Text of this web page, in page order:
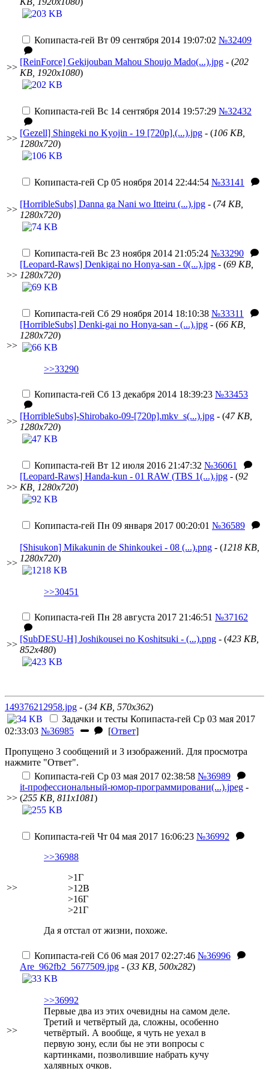
>>
Копипаста-гей Вт 09 сентября 2014 19:07:02 №32409
[ReinForce] Gekijouban Mahou Shoujo Mado(...).jpg - (202
KB, 1920x1080)
>>
Копипаста-гей Вс 14 сентября 2014 19:57:29 №32432
[Gezell] Shingeki no Kyojin - 19 [720p].(...).jpg - (106 KB,
1280x720)
>>
Копипаста-гей Ср 05 ноября 2014 22:44:54 №33141
[HorribleSubs] Danna ga Nani wo Itteiru (...).jpg - (74 KB,
1280x720)
>>
Копипаста-гей Вс 23 ноября 2014 21:05:24 №33290
[Leopard-Raws] Denkigai no Honya-san - 0(...).jpg - (69 KB,
1280x720)
>>
Копипаста-гей Сб 29 ноября 2014 18:10:38 №33311
[HorribleSubs] Denki-gai no Honya-san - (...).jpg - (66 KB,
1280x720)
>>33290
>>
Копипаста-гей Сб 13 декабря 2014 18:39:23 №33453
[HorribleSubs]-Shirobako-09-[720p].mkv_s(...).jpg - (47 KB,
1280x720)
>>
Копипаста-гей Вт 12 июля 2016 21:47:32 №36061
[Leopard-Raws] Handa-kun - 01 RAW (TBS 1(...).jpg - (92
KB, 1280x720)
>>
Копипаста-гей Пн 09 января 2017 00:20:01 №36589
[Shisukon] Mikakunin de Shinkoukei - 08 (...).png - (1218 KB,
1280x720)
>>30451
>>
Копипаста-гей Пн 28 августа 2017 21:46:51 №37162
[SubDESU-H] Joshikousei no Koshitsuki - (...).png - (423 KB,
852x480)
149376212958.jpg - (34 KB, 570x362)
Задачки и тесты Копипаста-гей Ср 03 мая 2017
02:33:03 №36985 [Ответ]
Пропущено 3 сообщений и 3 изображений. Для просмотра
нажмите "Ответ".
>>
Копипаста-гей Ср 03 мая 2017 02:38:58 №36989
it-профессиональный-юмор-программировани(...).jpeg -
(255 KB, 811x1081)
>>
Копипаста-гей Чт 04 мая 2017 16:06:23 №36992
>>36988
>1Г
>12В
>16Г
>21Г
Да я отстал от жизни, похоже.
>>
Копипаста-гей Сб 06 мая 2017 02:27:46 №36996
Are_962fb2_5677509.jpg - (33 KB, 500x282)
>>36992
Первые два из этих очевидны на самом деле.
Третий и четвёртый да, сложны, особенно
четвёртый. А вообще, я чуть не уехал в
первую зону, если бы не эти вопросы с
картинками, позволившие набрать кучу
халявных очков.